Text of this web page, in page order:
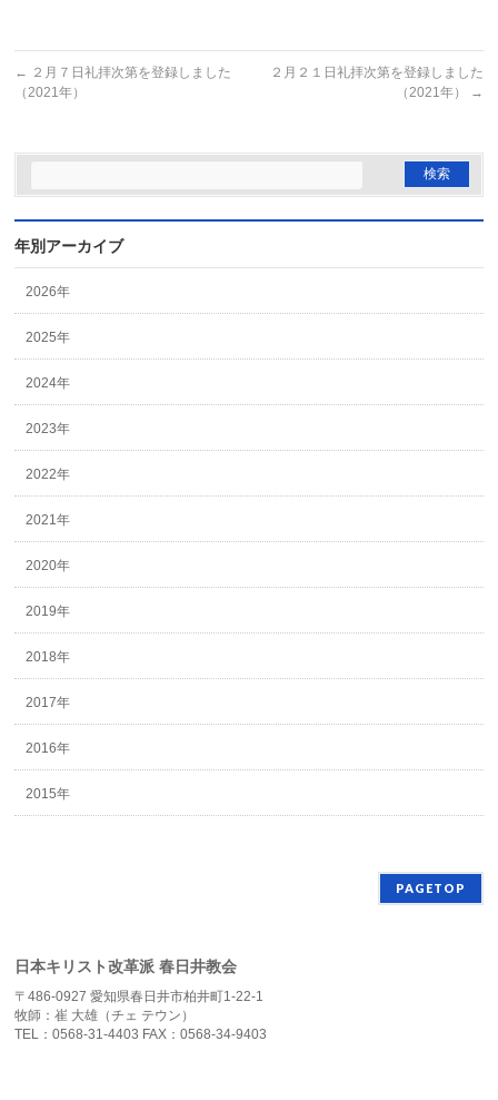
← ２月７日礼拝次第を登録しました
（2021年）
２月２１日礼拝次第を登録しました
（2021年）
→
年別アーカイブ
2026年
2025年
2024年
2023年
2022年
2021年
2020年
2019年
2018年
2017年
2016年
2015年
PAGETOP
日本キリスト改革派 春日井教会
〒486-0927 愛知県春日井市柏井町1-22-1
牧師：崔 大雄（チェ テウン）
TEL：0568-31-4403 FAX：0568-34-9403